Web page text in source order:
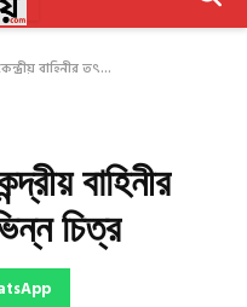
বাহিনীর তৎ...
বাহিনীর
চিত্র